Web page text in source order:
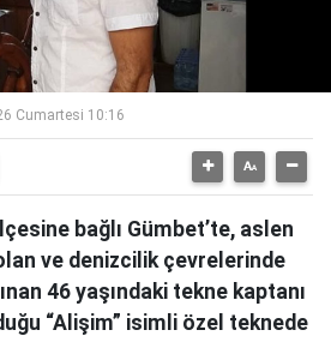
Cumartesi 10:16
bağlı Gümbet’te, aslen
ve denizcilik çevrelerinde
46 yaşındaki tekne kaptanı
“Alişim” isimli özel teknede